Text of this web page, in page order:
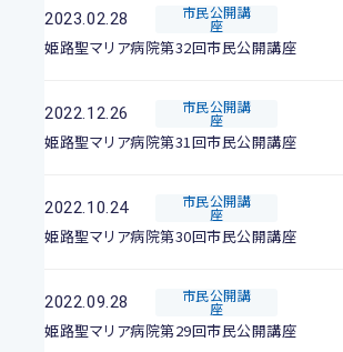
2023.02.28 市民公開講
座
姫路聖マリア病院第32回市民公開講座
2022.12.26 市民公開講
座
姫路聖マリア病院第31回市民公開講座
2022.10.24 市民公開講
座
姫路聖マリア病院第30回市民公開講座
2022.09.28 市民公開講
座
姫路聖マリア病院第29回市民公開講座